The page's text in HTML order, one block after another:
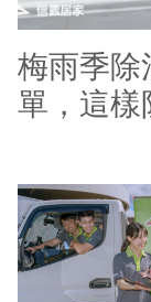
梅雨季除
單，這樣